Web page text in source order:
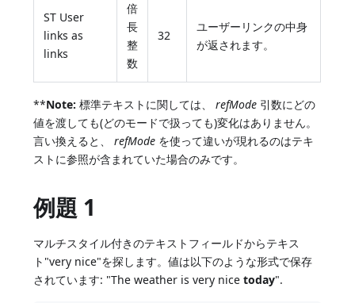
ST User
links as
links
倍
長
整
数
32
ユーザーリンクの中身
が返されます。
**Note: 標準テキストに関しては、refMode 引数にどの
値を渡しても(どのモードで扱っても)変化はありません。
言い換えると、refMode を使って違いが現れるのはテキ
ストに参照が含まれていた場合のみです。
例題 1
マルチスタイル付きのテキストフィールドからテキス
ト"very nice"を探します。値は以下のような形式で保存
されています: "The weather is very nicetoday".